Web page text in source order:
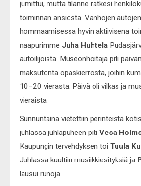
jumittui, mutta tilanne ratkesi
toiminnan ansiosta. Vanhojen
hommaamisessa hyvin aktiivisena
naapurimme Juha Huhtela
autoilijoista. Museonhoitaja piti
maksutonta opaskierrosta, joihin
10–20 vierasta. Päivä oli vilkas ja
vieraista.
Sunnuntaina vietettiin perinteistä
juhlassa juhlapuheen piti Vesa
Kaupungin tervehdyksen toi Tuula
Juhlassa kuultiin musiikkiesityksiä ja
lausui runoja.